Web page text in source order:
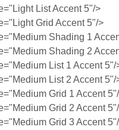
List Accent 5"/>
Grid Accent 5"/>
Shading 1
Shading 2
List 1 Accent 5"/
List 2 Accent 5"/
Grid 1 Accent
Grid 2 Accent
Grid 3 Accent